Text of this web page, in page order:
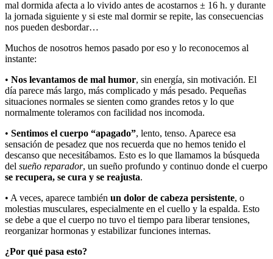
mal dormida afecta a lo vivido antes de acostarnos ± 16 h. y durante
la jornada siguiente y si este mal dormir se repite, las consecuencias
nos pueden desbordar…
Muchos de nosotros hemos pasado por eso y lo reconocemos al
instante:
• Nos levantamos de mal humor, sin energía, sin motivación. El
día parece más largo, más complicado y más pesado. Pequeñas
situaciones normales se sienten como grandes retos y lo que
normalmente toleramos con facilidad nos incomoda.
• Sentimos el cuerpo “apagado”, lento, tenso. Aparece esa
sensación de pesadez que nos recuerda que no hemos tenido el
descanso que necesitábamos. Esto es lo que llamamos la búsqueda
del sueño reparador, un sueño profundo y continuo donde el cuerpo
se recupera, se cura y se reajusta.
• A veces, aparece también un dolor de cabeza persistente, o
molestias musculares, especialmente en el cuello y la espalda. Esto
se debe a que el cuerpo no tuvo el tiempo para liberar tensiones,
reorganizar hormonas y estabilizar funciones internas.
¿Por qué pasa esto?